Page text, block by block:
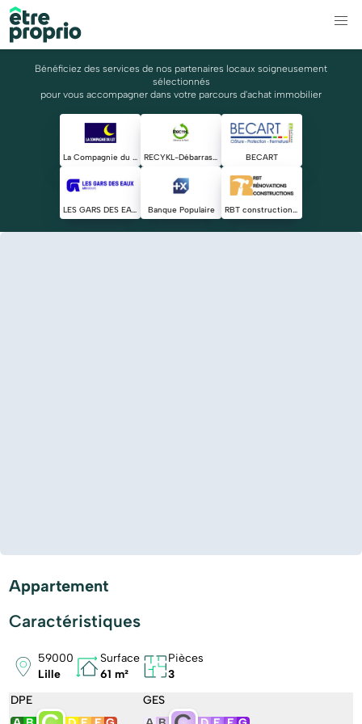
Bénéficiez des services de nos partenaires locaux soigneusement
sélectionnés
pour vous accompagner dans votre parcours d'achat immobilier
La Compagnie du Lit RECYKL-Débarras du Nord BECART
LES GARS DES EAUX Banque Populaire RBT constructions & rénovations tout corps d'état
Appartement
Caractéristiques
59000
Lille
Surface
61 m²
Pièces
3
DPE
GES